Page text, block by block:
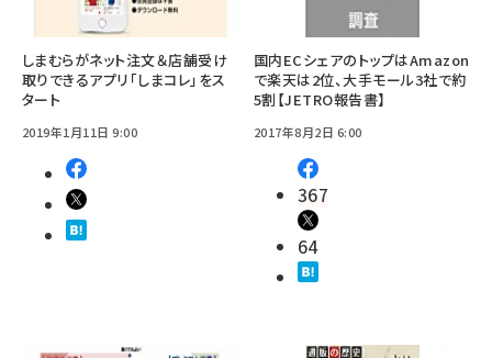
しまむらがネット注文＆店舗受け
取りできるアプリ「しまコレ」をス
タート
2019年1月11日 9:00
国内ECシェアのトップはAmazon
で楽天は2位、大手モール3社で約
5割【JETRO報告書】
2017年8月2日 6:00
367
64